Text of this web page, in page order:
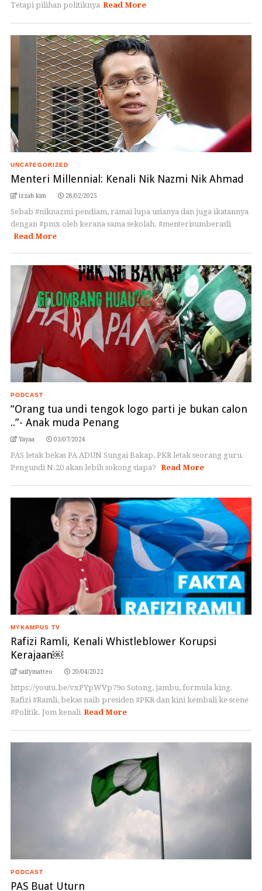
Tetapi pilihan politiknya Read More
UNCATEGORIZED
Menteri Millennial: Kenali Nik Nazmi Nik Ahmad
izzah kim 28/02/2025
Sebab #niknazmi pendiam, ramai lupa usianya dan juga ikatannya
dengan #pmx oleh kerana sama sekolah. #menterisumberasli
Read More
PODCAST
“Orang tua undi tengok logo parti je bukan calon
..”- Anak muda Penang
Yayaa 03/07/2024
PAS letak bekas PA ADUN Sungai Bakap, PKR letak seorang guru.
Pengundi N.20 akan lebih sokong siapa? Read More
MYKAMPUS TV
Rafizi Ramli, Kenali Whistleblower Korupsi
Kerajaan￼
saifymatteo 20/04/2022
https://youtu.be/vxPYpWVp79o Sotong, jambu, formula king.
Rafizi #Ramli, bekas naib presiden #PKR dan kini kembali ke scene
#Politik. Jom kenali Read More
PODCAST
PAS Buat Uturn